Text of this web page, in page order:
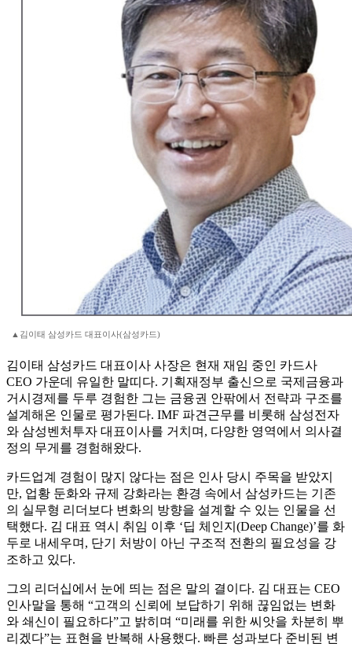
▲김이태 삼성카드 대표이사(삼성카드)
김이태 삼성카드 대표이사 사장은 현재 재임 중인 카드사
CEO 가운데 유일한 말띠다. 기획재정부 출신으로 국제금융과
거시경제를 두루 경험한 그는 금융권 안팎에서 전략과 구조를
설계해온 인물로 평가된다. IMF 파견근무를 비롯해 삼성전자
와 삼성벤처투자 대표이사를 거치며, 다양한 영역에서 의사결
정의 무게를 경험해왔다.
카드업계 경험이 많지 않다는 점은 인사 당시 주목을 받았지
만, 업황 둔화와 규제 강화라는 환경 속에서 삼성카드는 기존
의 실무형 리더보다 변화의 방향을 설계할 수 있는 인물을 선
택했다. 김 대표 역시 취임 이후 ‘딥 체인지(Deep Change)’를 화
두로 내세우며, 단기 처방이 아닌 구조적 전환의 필요성을 강
조하고 있다.
그의 리더십에서 눈에 띄는 점은 말의 결이다. 김 대표는 CEO
인사말을 통해 “고객의 신뢰에 보답하기 위해 끊임없는 변화
와 쇄신이 필요하다”고 밝히며 “미래를 위한 씨앗을 차분히 뿌
리겠다”는 표현을 반복해 사용했다. 빠른 성과보다 준비된 변